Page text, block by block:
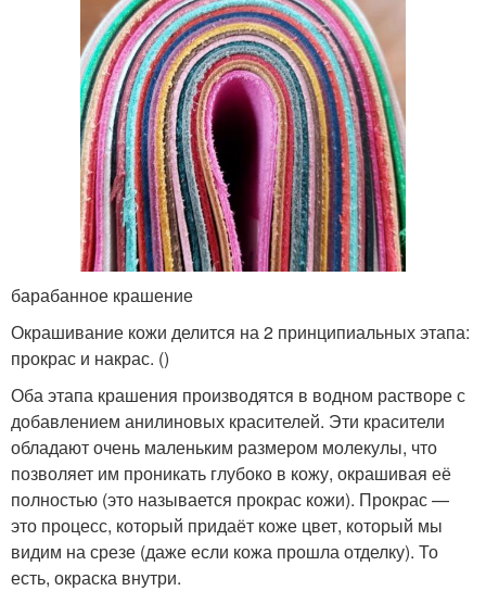
барабанное крашение
Окрашивание кожи делится на 2 принципиальных этапа:
прокрас и накрас. ()
Оба этапа крашения производятся в водном растворе с
добавлением анилиновых красителей. Эти красители
обладают очень маленьким размером молекулы, что
позволяет им проникать глубоко в кожу, окрашивая её
полностью (это называется прокрас кожи). Прокрас —
это процесс, который придаёт коже цвет, который мы
видим на срезе (даже если кожа прошла отделку). То
есть, окраска внутри.